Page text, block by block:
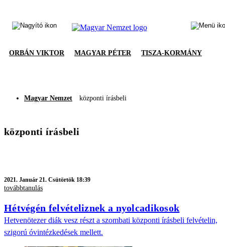
ORBÁN VIKTOR MAGYAR PÉTER TISZA-KORMÁNY
Magyar Nemzet központi írásbeli
központi írásbeli
2021. Január 21. Csütörtök 18:39
továbbtanulás
Hétvégén felvételiznek a nyolcadikosok
Hetvenötezer diák vesz részt a szombati központi írásbeli felvételin,
szigorú óvintézkedések mellett.